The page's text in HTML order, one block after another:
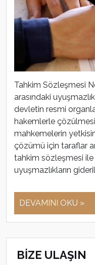
Tahkim Sözleşmesi
arasındaki
devletin resmi
hakemlerle
mahkemelerin
çözümü için taraflar
tahkim sözleşmesi
uyuşmazlıkların
DEVAMINI OKU »
BİZE ULAŞIN